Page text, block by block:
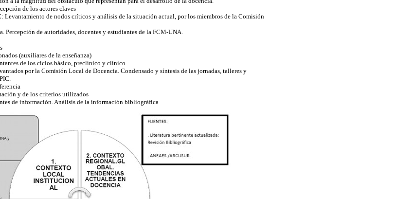
de los actores claves
Levantamiento de nodos críticos y análisis de la situación actual, por los miembros de la Comisión
Percepción de autoridades, docentes y estudiantes de la FCM-UNA.
(auxiliares de la enseñanza)
de los ciclos básico, preclínico y clínico
por la Comisión Local de Docencia. Condensado y síntesis de las jornadas, talleres y
y de los criterios utilizados
de información. Análisis de la información bibliográfica